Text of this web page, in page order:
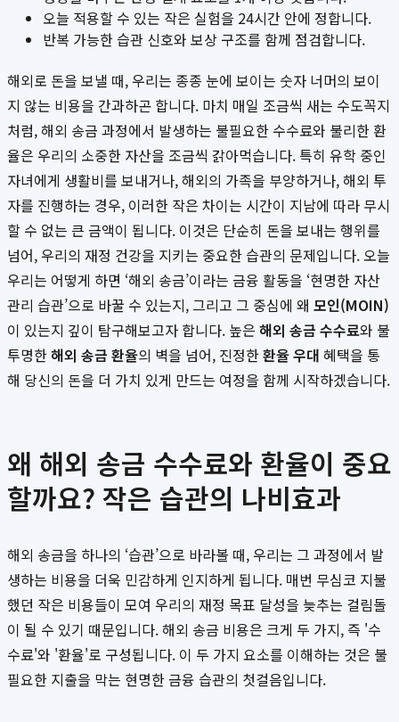
오늘 적용할 수 있는 작은 실험을 24시간 안에 정합니다.
반복 가능한 습관 신호와 보상 구조를 함께 점검합니다.
해외로 돈을 보낼 때, 우리는 종종 눈에 보이는 숫자 너머의 보이
지 않는 비용을 간과하곤 합니다. 마치 매일 조금씩 새는 수도꼭지
처럼, 해외 송금 과정에서 발생하는 불필요한 수수료와 불리한 환
율은 우리의 소중한 자산을 조금씩 갉아먹습니다. 특히 유학 중인
자녀에게 생활비를 보내거나, 해외의 가족을 부양하거나, 해외 투
자를 진행하는 경우, 이러한 작은 차이는 시간이 지남에 따라 무시
할 수 없는 큰 금액이 됩니다. 이것은 단순히 돈을 보내는 행위를
넘어, 우리의 재정 건강을 지키는 중요한 습관의 문제입니다. 오늘
우리는 어떻게 하면 ‘해외 송금’이라는 금융 활동을 ‘현명한 자산
관리 습관’으로 바꿀 수 있는지, 그리고 그 중심에 왜 모인(MOIN)
이 있는지 깊이 탐구해보고자 합니다. 높은 해외 송금 수수료와 불
투명한해외 송금 환율의 벽을 넘어, 진정한환율 우대 혜택을 통
해 당신의 돈을 더 가치 있게 만드는 여정을 함께 시작하겠습니다.
왜 해외 송금 수수료와 환율이 중요
할까요? 작은 습관의 나비효과
해외 송금을 하나의 ‘습관’으로 바라볼 때, 우리는 그 과정에서 발
생하는 비용을 더욱 민감하게 인지하게 됩니다. 매번 무심코 지불
했던 작은 비용들이 모여 우리의 재정 목표 달성을 늦추는 걸림돌
이 될 수 있기 때문입니다. 해외 송금 비용은 크게 두 가지, 즉 '수
수료'와 '환율'로 구성됩니다. 이 두 가지 요소를 이해하는 것은 불
필요한 지출을 막는 현명한 금융 습관의 첫걸음입니다.